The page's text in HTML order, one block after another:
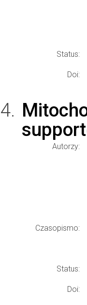
Status:
Doi:
Autorzy:
Czasopismo:
Status:
Doi: